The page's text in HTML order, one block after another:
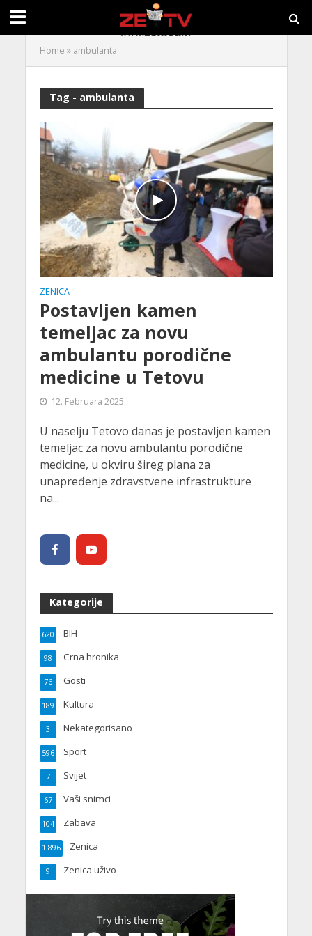
Home » ambulanta
Tag - ambulanta
ZENICA
Postavljen kamen
temeljac za novu
ambulantu porodične
medicine u Tetovu
12. Februara 2025.
U naselju Tetovo danas je postavljen kamen
temeljac za novu ambulantu porodične
medicine, u okviru šireg plana za
unapređenje zdravstvene infrastrukture
na...
Kategorije
BIH
620
Crna hronika
98
Gosti
76
Kultura
189
Nekategorisano
3
Sport
596
Svijet
7
Vaši snimci
67
Zabava
104
Zenica
1.896
Zenica uživo
9